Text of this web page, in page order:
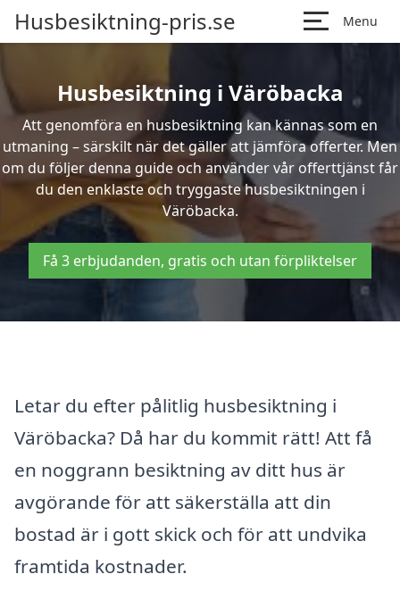
Husbesiktning-pris.se Menu
Husbesiktning i Väröbacka
Att genomföra en husbesiktning kan kännas som en
utmaning – särskilt när det gäller att jämföra offerter. Men
om du följer denna guide och använder vår offerttjänst får
du den enklaste och tryggaste husbesiktningen i
Väröbacka.
Få 3 erbjudanden, gratis och utan förpliktelser
Letar du efter pålitlig husbesiktning i
Väröbacka? Då har du kommit rätt! Att få
en noggrann besiktning av ditt hus är
avgörande för att säkerställa att din
bostad är i gott skick och för att undvika
framtida kostnader.